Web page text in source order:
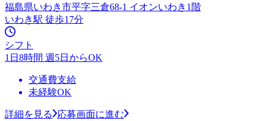
福島県いわき市平字三倉68-1 イオンいわき1階
いわき駅 徒歩17分
シフト
1日8時間 週5日からOK
交通費支給
未経験OK
詳細を見る
応募画面に進む